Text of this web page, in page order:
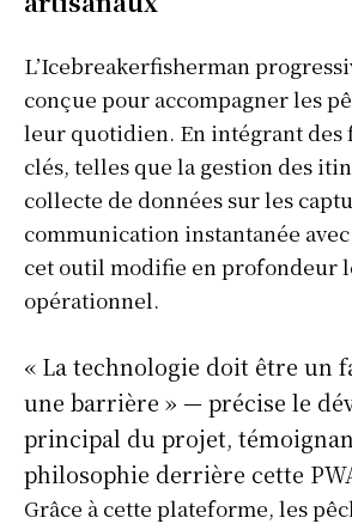
L’Icebreakerfisherman
conçue pour accompagner les
leur quotidien. En intégrant
clés, telles que la gestion des
collecte de données sur les
communication instantanée
cet outil modifie en profondeur
opérationnel.
« La technologie doit être un
une barrière » — précise le
principal du projet,
philosophie derrière cette
Grâce à cette plateforme, les